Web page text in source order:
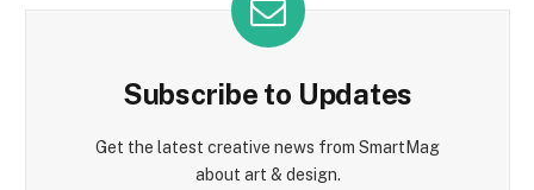
Subscribe to Updates
Get the latest creative news from SmartMag
about art & design.